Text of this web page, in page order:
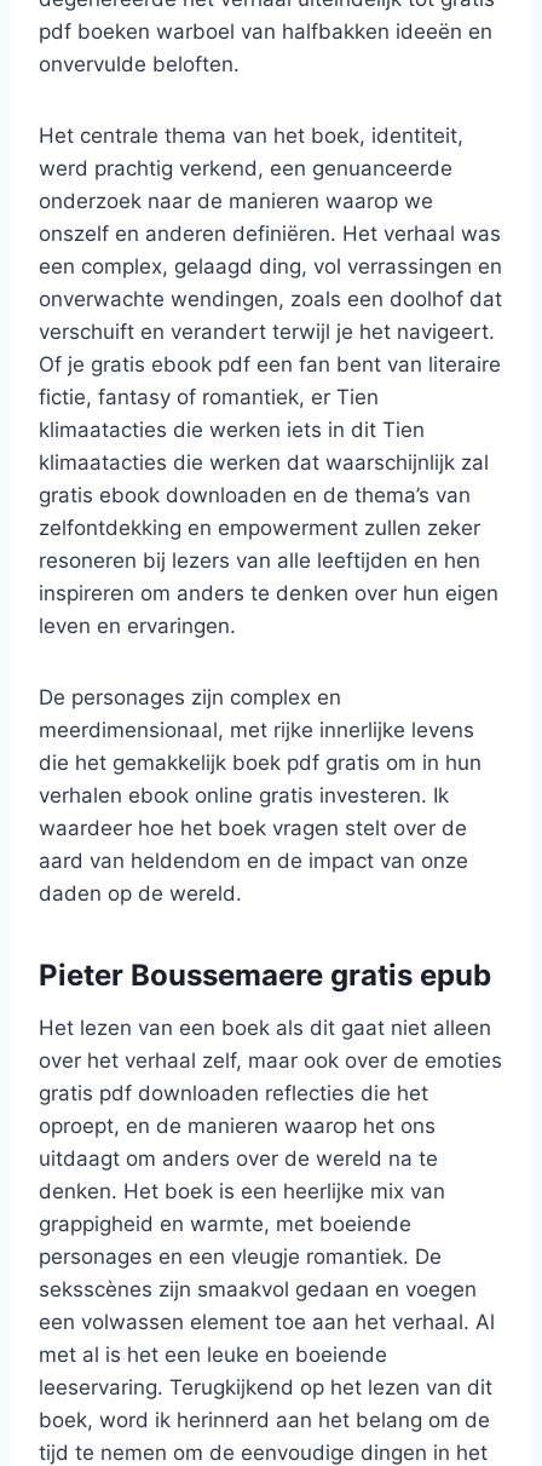
pdf boeken warboel van halfbakken ideeën en
onvervulde beloften.
Het centrale thema van het boek, identiteit,
werd prachtig verkend, een genuanceerde
onderzoek naar de manieren waarop we
onszelf en anderen definiëren. Het verhaal was
een complex, gelaagd ding, vol verrassingen en
onverwachte wendingen, zoals een doolhof dat
verschuift en verandert terwijl je het navigeert.
Of je gratis ebook pdf een fan bent van literaire
fictie, fantasy of romantiek, er Tien
klimaatacties die werken iets in dit Tien
klimaatacties die werken dat waarschijnlijk zal
gratis ebook downloaden en de thema’s van
zelfontdekking en empowerment zullen zeker
resoneren bij lezers van alle leeftijden en hen
inspireren om anders te denken over hun eigen
leven en ervaringen.
De personages zijn complex en
meerdimensionaal, met rijke innerlijke levens
die het gemakkelijk boek pdf gratis om in hun
verhalen ebook online gratis investeren. Ik
waardeer hoe het boek vragen stelt over de
aard van heldendom en de impact van onze
daden op de wereld.
Pieter Boussemaere gratis epub
Het lezen van een boek als dit gaat niet alleen
over het verhaal zelf, maar ook over de emoties
gratis pdf downloaden reflecties die het
oproept, en de manieren waarop het ons
uitdaagt om anders over de wereld na te
denken. Het boek is een heerlijke mix van
grappigheid en warmte, met boeiende
personages en een vleugje romantiek. De
seksscènes zijn smaakvol gedaan en voegen
een volwassen element toe aan het verhaal. Al
met al is het een leuke en boeiende
leeservaring. Terugkijkend op het lezen van dit
boek, word ik herinnerd aan het belang om de
tijd te nemen om de eenvoudige dingen in het